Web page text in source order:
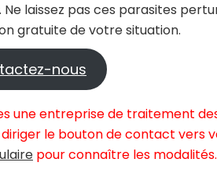
Ne laissez pas ces parasites
gratuite de votre situation.
nous
une entreprise de traitement
le bouton de contact vers
pour connaître les modalités.